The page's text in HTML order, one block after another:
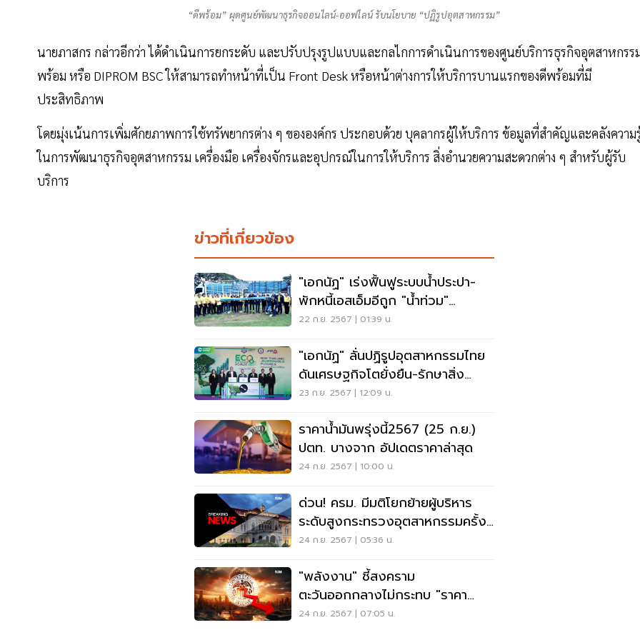
“ดีพร้อม” ผุดศูนย์พัฒนาธุรกิจออนไลน์-ออฟไลน์ รับนโยบาย “ปฏิรูปอุตสาหกรรม”
นายภาสกร กล่าวอีกว่า ได้ดำเนินการยกระดับ และปรับปรุงรูปแบบและกลไกการดำเนินการของศูนย์บริการธุรกิจอุตสาหกรร
พร้อม หรือ DIPROM BSC ให้สามารถทำหน้าที่เป็น Front Desk หรือหน้าต่างการให้บริการบานแรกของดีพร้อมที่มี
ประสิทธิภาพ
โดยมุ่งเน้นการเพิ่มศักยภาพการใช้ทรัพยากรต่าง ๆ ขององค์กร ประกอบด้วย บุคลากรผู้ให้บริการ ข้อมูลที่สำคัญและคลังความ
ในการพัฒนาธุรกิจอุตสาหกรรม เครื่องมือ เครื่องจักรและอุปกรณ์ในการให้บริการ สิ่งอำนวยความสะดวกต่าง ๆ สำหรับผู้รับ
บริการ
ข่าวที่เกี่ยวข้อง
"เอกนัฏ" เร่งฟื้นฟูระบบน้ำประปา-
พักหนี้เอสเอ็มอีถูก "น้ำท่วม"
เชียงราย
22 ก.ย. 2567 | 01:39 น.
"เอกนัฏ" ลั่นปฏิรูปอุตสาหกรรมไทย
ดันเศรษฐกิจโตยั่งยืน-รักษาสิ่ง
แวดล้อม
23 ก.ย. 2567 | 12:09 น.
ราคาน้ำมันพรุ่งนี้2567 (25 ก.ย.)
ปตท. บางจาก อัปเดตราคาล่าสุด
24 ก.ย. 2567 | 10:00 น.
ด่วน! ครม. มีมติโยกย้ายผู้บริหาร
ระดับสูงกระทรวงอุตสาหกรรมครั้ง
ใหญ่
24 ก.ย. 2567 | 05:36 น.
"พลังงาน" ชี้สงคราม
ตะวันออกกลางไม่กระทบ "ราคา
น้ำมัน" มากเท่าเฟดลดดอกเบี้ย
24 ก.ย. 2567 | 07:05 น.